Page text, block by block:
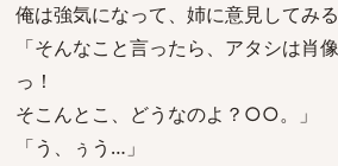
俺は強気になって、姉に意見してみる
「そんなこと言ったら、アタシは肖
っ！
そこんとこ、どうなのよ？○○。」
「う、ぅう…」